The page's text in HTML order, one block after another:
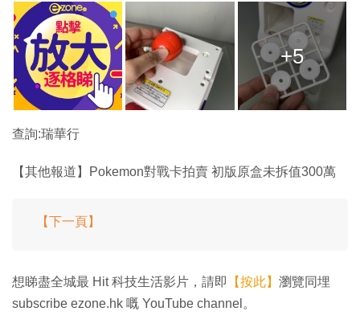
+5
查詢:瑞華行
【其他報道】Pokemon對戰卡拍賣 初版原盒未拆值300萬
【下一頁】
想睇盡全城最 Hit 科技生活影片，請即 【按此】 瀏覽同埋
subscribe ezone.hk 嘅 YouTube channel。